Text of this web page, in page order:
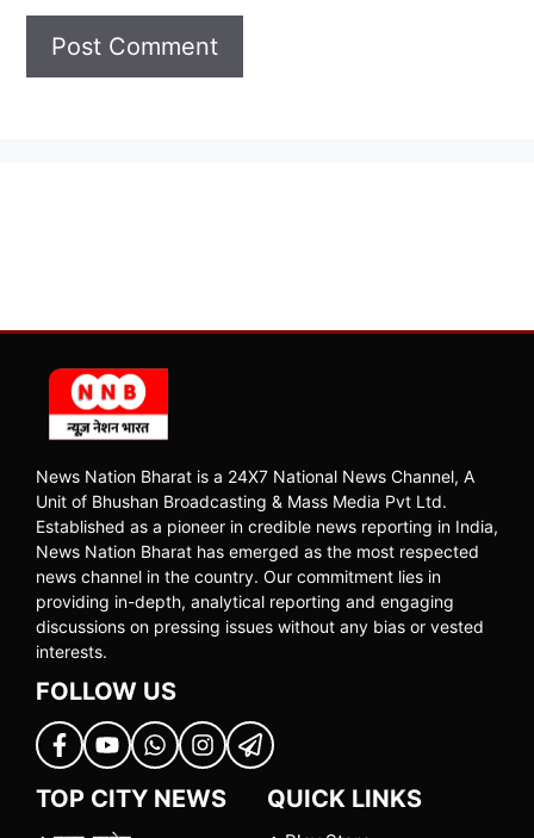
News Nation Bharat is a 24X7 National News Channel, A
Unit of Bhushan Broadcasting & Mass Media Pvt Ltd.
Established as a pioneer in credible news reporting in India,
News Nation Bharat has emerged as the most respected
news channel in the country. Our commitment lies in
providing in-depth, analytical reporting and engaging
discussions on pressing issues without any bias or vested
interests.
FOLLOW US
TOP CITY NEWS QUICK LINKS